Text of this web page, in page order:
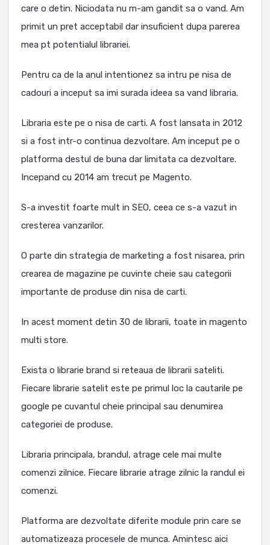
care o detin. Niciodata nu m-am gandit sa o vand. Am
primit un pret acceptabil dar insuficient dupa parerea
mea pt potentialul librariei.
Pentru ca de la anul intentionez sa intru pe nisa de
cadouri a inceput sa imi surada ideea sa vand libraria.
Libraria este pe o nisa de carti. A fost lansata in 2012
si a fost intr-o continua dezvoltare. Am inceput pe o
platforma destul de buna dar limitata ca dezvoltare.
Incepand cu 2014 am trecut pe Magento.
S-a investit foarte mult in SEO, ceea ce s-a vazut in
cresterea vanzarilor.
O parte din strategia de marketing a fost nisarea, prin
crearea de magazine pe cuvinte cheie sau categorii
importante de produse din nisa de carti.
In acest moment detin 30 de librarii, toate in magento
multi store.
Exista o librarie brand si reteaua de librarii sateliti.
Fiecare librarie satelit este pe primul loc la cautarile pe
google pe cuvantul cheie principal sau denumirea
categoriei de produse.
Libraria principala, brandul, atrage cele mai multe
comenzi zilnice. Fiecare librarie atrage zilnic la randul ei
comenzi.
Platforma are dezvoltate diferite module prin care se
automatizeaza procesele de munca. Amintesc aici